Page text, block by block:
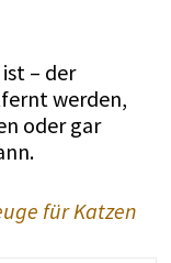
– der
werden,
oder gar
für Katzen